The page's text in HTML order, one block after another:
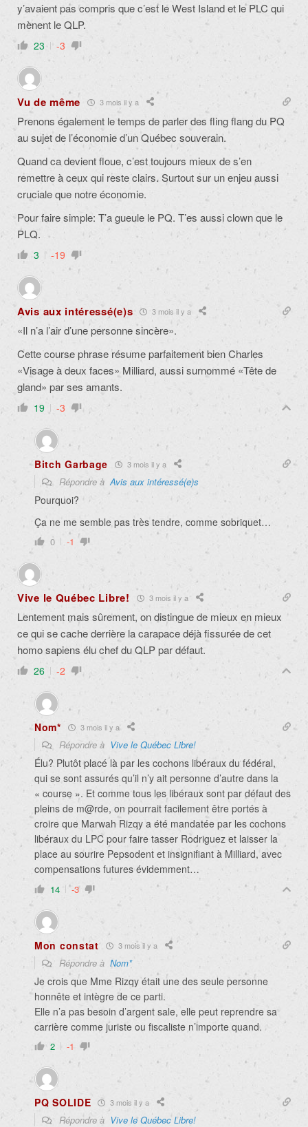
y’avaient pas compris que c’est le West Island et le PLC qui
mènent le QLP.
23 -3
Vu de même 3 mois il y a
Prenons également le temps de parler des fling flang du PQ
au sujet de l’économie d’un Québec souverain.
Quand ca devient floue, c’est toujours mieux de s’en
remettre à ceux qui reste clairs. Surtout sur un enjeu aussi
cruciale que notre économie.
Pour faire simple: T’a gueule le PQ. T’es aussi clown que le
PLQ.
3 -19
Avis aux intéressé(e)s 3 mois il y a
«Il n’a l’air d’une personne sincère».
Cette course phrase résume parfaitement bien Charles
«Visage à deux faces» Milliard, aussi surnommé «Tête de
gland» par ses amants.
19 -3
Bitch Garbage 3 mois il y a
Répondre àAvis aux intéressé(e)s
Pourquoi?
Ça ne me semble pas très tendre, comme sobriquet…
0 -1
Vive le Québec Libre! 3 mois il y a
Lentement mais sûrement, on distingue de mieux en mieux
ce qui se cache derrière la carapace déjà fissurée de cet
homo sapiens élu chef du QLP par défaut.
26 -2
Nom* 3 mois il y a
Répondre à Vive le Québec Libre!
Élu? Plutôt placé là par les cochons libéraux du fédéral,
qui se sont assurés qu’il n’y ait personne d’autre dans la
« course ». Et comme tous les libéraux sont par défaut des
pleins de m@rde, on pourrait facilement être portés à
croire que Marwah Rizqy a été mandatée par les cochons
libéraux du LPC pour faire tasser Rodriguez et laisser la
place au sourire Pepsodent et insignifiant à Milliard, avec
compensations futures évidemment…
14 -3
Mon constat 3 mois il y a
Répondre à Nom*
Je crois que Mme Rizqy était une des seule personne
honnête et intègre de ce parti.
Elle n’a pas besoin d’argent sale, elle peut reprendre sa
carrière comme juriste ou fiscaliste n’importe quand.
2 -1
PQ SOLIDE 3 mois il y a
Répondre à Vive le Québec Libre!